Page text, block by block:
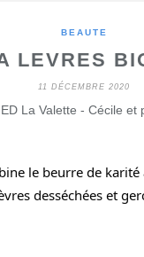
BEAUTE
LEVRES
11 DÉCEMBRE 2020
La Valette - Cécile et
le beurre de karité
desséchées et